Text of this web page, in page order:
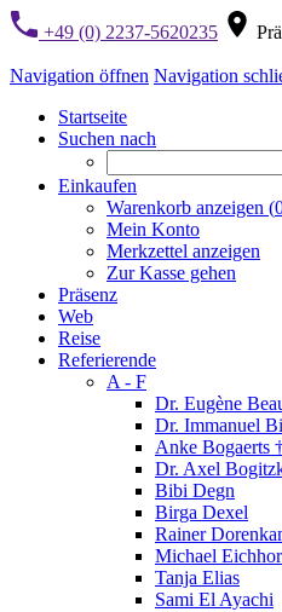
+49 (0) 2237-5620235
Navigation öffnen Navigation
Startseite
Suchen nach
Einkaufen
Warenkorb anzeigen (
Mein Konto
Merkzettel anzeigen
Zur Kasse gehen
Präsenz
Web
Reise
Referierende
A - F
Dr. Eugène
Dr. Immanuel
Anke Bogaerts
Dr. Axel
Bibi Degn
Birga Dexel
Rainer
Michael
Tanja Elias
Sami El Ayachi